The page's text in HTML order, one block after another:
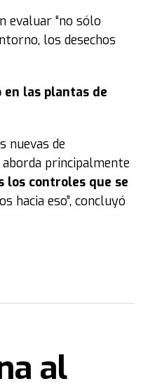
evaluar “no sólo
los desechos
en las plantas de
nuevas de
principalmente
los controles que se
hacia eso”, concluyó
al